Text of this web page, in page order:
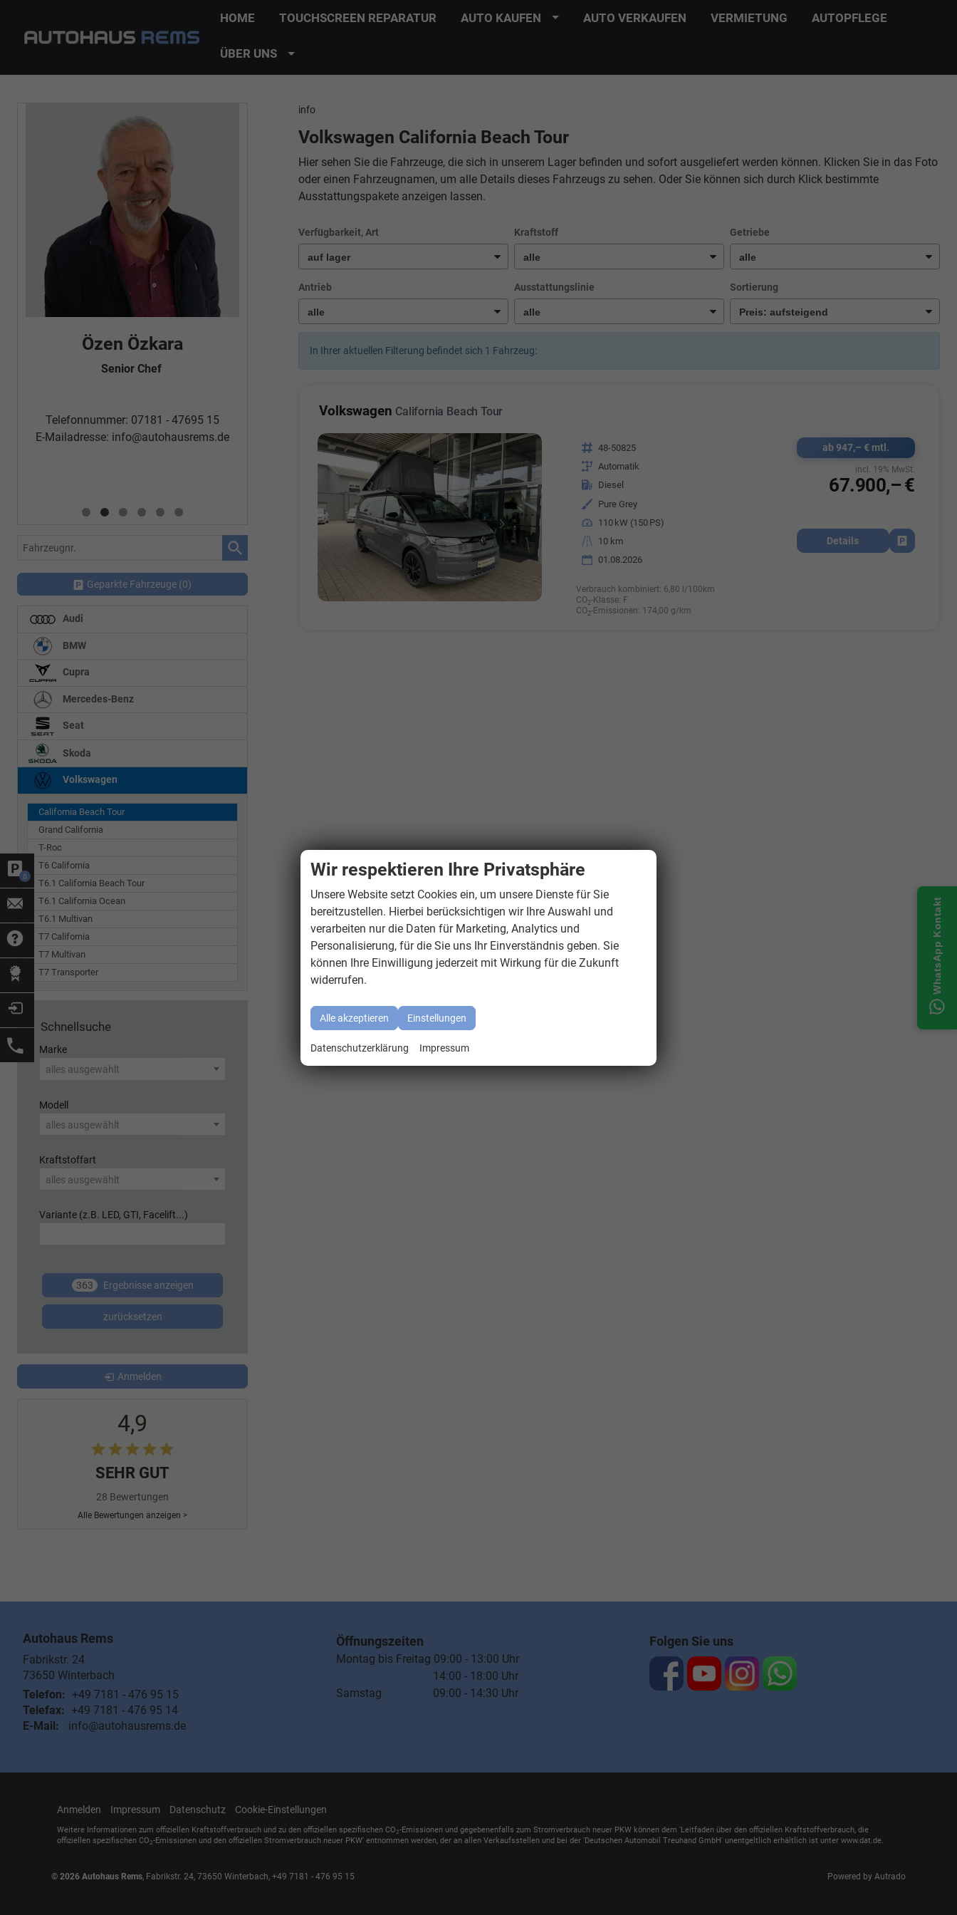
0
HOME TOUCHSCREEN REPARATUR AUTO KAUFEN AUTO VERKAUFEN VERMIETUNG AUTOPFLEGE
ÜBER UNS
info
Volkswagen California Beach Tour
Hier sehen Sie die Fahrzeuge, die sich in unserem Lager befinden und sofort ausgeliefert werden können. Klicken Sie in das Foto
oder einen Fahrzeugnamen, um alle Details dieses Fahrzeugs zu sehen. Oder Sie können sich durch Klick bestimmte
Ausstattungspakete anzeigen lassen.
Verfügbarkeit, Art Kraftstoff Getriebe
Antrieb Ausstattungslinie Sortierung
In Ihrer aktuellen Filterung befindet sich 1 Fahrzeug:
Volkswagen California Beach Tour
Fahrzeugnr. 48-50825
Getriebe Automatik
Kraftstoff Diesel
Außenfarbe Pure Grey
Leistung 110 kW (150 PS)
Kilometerstand
10 km
01.08.2026
Verbrauch kombiniert: 6,80 l/100km
CO2-Klasse: F
CO2-Emissionen: 174,00 g/km
ab 947,– € mtl.
67.900,– €
incl. 19% MwSt.
Details
Fahrzeug
Özen Özkara
Senior Chef
Telefonnummer: 07181 - 47695 15
E-Mailadresse: info@autohausrems.de
Fatma Özyürek Oguz
Automobilkaufrau -Verkauf/Einkauf
Telefonnummer: 07181 - 47695 15
E-Mailadresse:info@autohausrems.de
Özden Özkara-Budak
E-Mailadresse:
E-Mailadresse:info@autohausrems.de
Fahrzeugnr.
Geparkte Fahrzeuge (0)
Audi
BMW
Cupra
Mercedes-Benz
Seat
Skoda
Volkswagen
California Beach Tour
Grand California
T-Roc
T6 California
T6.1 California Beach Tour
T6.1 California Ocean
T6.1 Multivan
T7 California
T7 Multivan
T7 Transporter
Schnellsuche
Marke
alles ausgewählt
Modell
alles ausgewählt
Kraftstoffart
alles ausgewählt
Variante (z.B. LED, GTI, Facelift...)
363 Ergebnisse anzeigen
zurücksetzen
Anmelden
4,9
SEHR GUT
28 Bewertungen
Alle Bewertungen anzeigen >
Autohaus Rems
Fabrikstr. 24
73650 Winterbach
Telefon: +49 7181 - 476 95 15
Telefax: +49 7181 - 476 95 14
E-Mail:
info@autohausrems.de
Öffnungszeiten
Montag bis Freitag 09:00 - 13:00 Uhr
14:00 - 18:00 Uhr
Samstag 09:00 - 14:30 Uhr
Folgen Sie uns
Anmelden Impressum Datenschutz Cookie-Einstellungen
Weitere Informationen zum offiziellen Kraftstoffverbrauch und zu den offiziellen spezifischen CO2-Emissionen und gegebenenfalls zum Stromverbrauch neuer PKW können dem 'Leitfaden über den offiziellen Kraftstoffverbrauch, die
offiziellen spezifischen CO2-Emissionen und den offiziellen Stromverbrauch neuer PKW' entnommen werden, der an allen Verkaufsstellen und bei der 'Deutschen Automobil Treuhand GmbH' unentgeltlich erhältlich ist unter www.dat.de.
© 2026 Autohaus Rems Fabrikstr. 24 73650 Winterbach, +49 7181 - 476 95 15 Powered by Autrado
WhatsApp Kontakt
Wir respektieren Ihre Privatsphäre
Unsere Website setzt Cookies ein, um unsere Dienste für Sie
bereitzustellen. Hierbei berücksichtigen wir Ihre Auswahl und
verarbeiten nur die Daten für Marketing, Analytics und
Personalisierung, für die Sie uns Ihr Einverständnis geben. Sie
können Ihre Einwilligung jederzeit mit Wirkung für die Zukunft
widerrufen.
Alle akzeptieren Einstellungen
Datenschutzerklärung Impressum